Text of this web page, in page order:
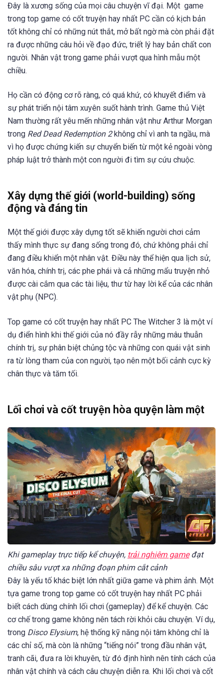
Đây là xương sống của mọi câu chuyện vĩ đại. Một game
trong top game có cốt truyện hay nhất PC cần có kịch bản
tốt không chỉ có những nút thắt, mở bất ngờ mà còn phải đặt
ra được những câu hỏi về đạo đức, triết lý hay bản chất con
người. Nhân vật trong game phải vượt qua hình mẫu một
chiều.
Họ cần có động cơ rõ ràng, có quá khứ, có khuyết điểm và
sự phát triển nội tâm xuyên suốt hành trình. Game thủ Việt
Nam thường rất yêu mến những nhân vật như Arthur Morgan
trong Red Dead Redemption 2không chỉ vì anh ta ngầu, mà
vì họ được chứng kiến sự chuyển biến từ một kẻ ngoài vòng
pháp luật trở thành một con người đi tìm sự cứu chuộc.
Xây dựng thế giới (world-building) sống
động và đáng tin
Một thế giới được xây dựng tốt sẽ khiến người chơi cảm
thấy mình thực sự đang sống trong đó, chứ không phải chỉ
đang điều khiển một nhân vật. Điều này thể hiện qua lịch sử,
văn hóa, chính trị, các phe phái và cả những mẩu truyện nhỏ
được cài cắm qua các tài liệu, thư từ hay lời kể của các nhân
vật phụ (NPC).
Top game có cốt truyện hay nhất PC The Witcher 3 là một ví
dụ điển hình khi thế giới của nó đầy rẫy những mâu thuẫn
chính trị, sự phân biệt chủng tộc và những con quái vật sinh
ra từ lòng tham của con người, tạo nên một bối cảnh cực kỳ
chân thực và tăm tối.
Lối chơi và cốt truyện hòa quyện làm một
Khi gameplay trực tiếp kể chuyện, trải nghiệm gameđạt
chiều sâu vượt xa những đoạn phim cắt cảnh
Đây là yếu tố khác biệt lớn nhất giữa game và phim ảnh. Một
tựa game trong top game có cốt truyện hay nhất PC phải
biết cách dùng chính lối chơi (gameplay) để kể chuyện. Các
cơ chế trong game không nên tách rời khỏi câu chuyện. Ví dụ,
trong Disco Elysium, hệ thống kỹ năng nội tâm không chỉ là
các chỉ số, mà còn là những “tiếng nói” trong đầu nhân vật,
tranh cãi, đưa ra lời khuyên, từ đó định hình nên tính cách của
nhân vật chính và cách câu chuyện diễn ra. Khi lối chơi và cốt